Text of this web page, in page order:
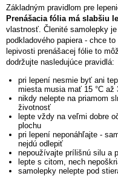
Základným pravidlom pre
Prenášacia fólia má slabšiu
vlastnosť. Členité samolepky
podkladového papiera - chce
lepivosti prenášacej fólie to
dodržujte nasledujúce pravidlá:
pri lepení nesmie byť ani
miesta musia mať 15 °C až
nikdy nelepte na priamom
životnosť
lepte vždy na veľmi dobre
plochu
pri lepení neponáhľajte -
nejdú odlepiť
nepoužívajte prílišnú silu a
lepte s citom, nech
samolepky nelepte pod